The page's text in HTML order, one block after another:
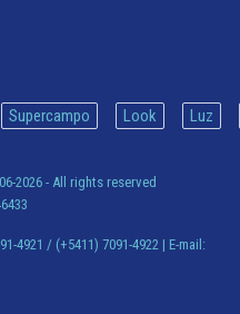
Supercampo Look Luz
2026 - All rights reserved
4921 / (+5411) 7091-4922| E-mail: